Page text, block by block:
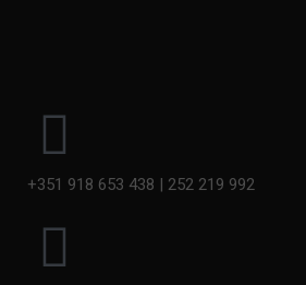
+351 918 653 438 | 252 219 992